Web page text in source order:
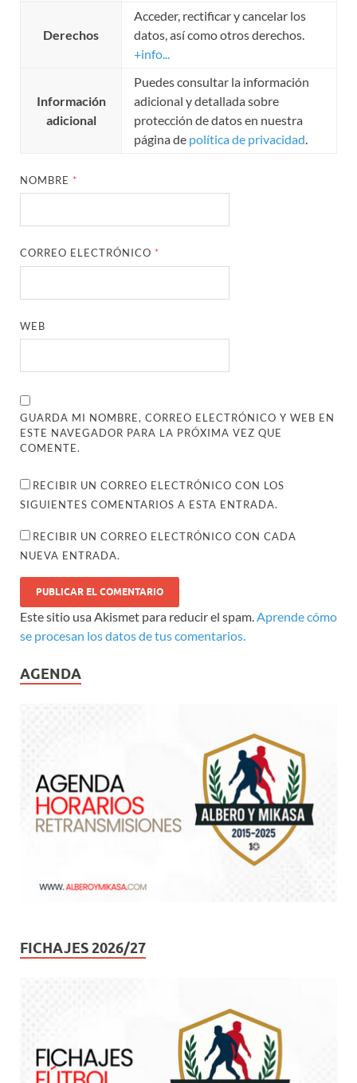
Derechos
Acceder, rectificar y cancelar los
datos, así como otros derechos.
+info...
Información
adicional
Puedes consultar la información
adicional y detallada sobre
protección de datos en nuestra
página de política de privacidad
NOMBRE *
CORREO ELECTRÓNICO *
WEB
GUARDA MI NOMBRE, CORREO ELECTRÓNICO Y WEB EN
ESTE NAVEGADOR PARA LA PRÓXIMA VEZ QUE
COMENTE.
RECIBIR UN CORREO ELECTRÓNICO CON LOS
SIGUIENTES COMENTARIOS A ESTA ENTRADA.
RECIBIR UN CORREO ELECTRÓNICO CON CADA
NUEVA ENTRADA.
Este sitio usa Akismet para reducir el spam.Aprende cómo
se procesan los datos de tus comentarios.
AGENDA
FICHAJES 2026/27